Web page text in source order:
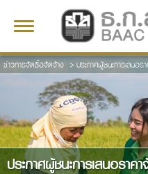
Toggle
ข่าวการจัดซื้อจัดจ้าง > ประกาศผู้ชนะการเสนอร
ประกาศผู้ชนะการเสนอราค